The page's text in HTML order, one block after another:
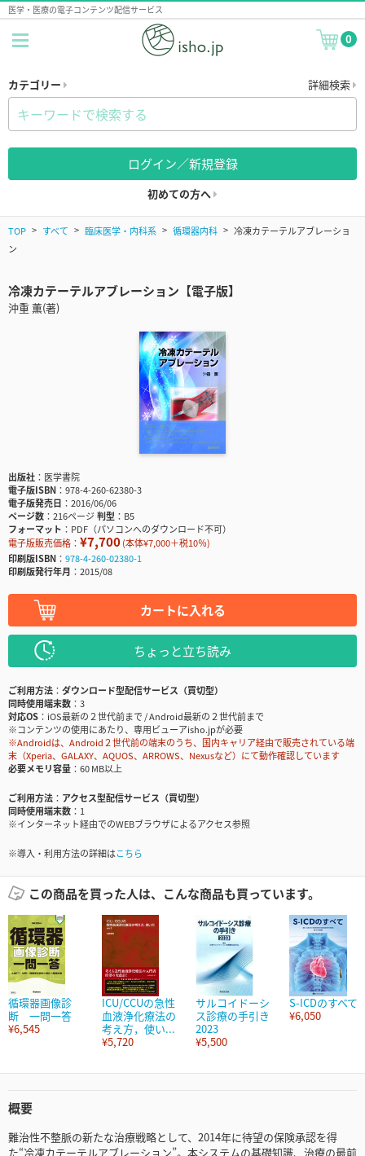
医学・医療の電子コンテンツ配信サービス
0
カテゴリー 詳細検索
ログイン／新規登録
初めての方へ
TOP すべて 臨床医学・内科系 循環器内科
冷凍カテーテルアブレーショ
ン
冷凍カテーテルアブレーション【電子版】
沖重 薫(著)
出版社
医学書院
電子版ISBN
978-4-260-62380-3
電子版発売日
2016/06/06
ページ数
216ページ判型
B5
フォーマット
PDF（パソコンへのダウンロード不可）
電子版販売価格： ¥7,700(本体¥7,000＋税10％)
印刷版ISBN
978-4-260-02380-1
印刷版発行年月
2015/08
カートに入れる
ちょっと立ち読み
ご利用方法
ダウンロード型配信サービス（買切型）
同時使用端末数
3
対応OS
iOS最新の２世代前まで / Android最新の２世代前まで
※コンテンツの使用にあたり、専用ビューアisho.jpが必要
※Androidは、Android２世代前の端末のうち、国内キャリア経由で販売されている端
末（Xperia、GALAXY、AQUOS、ARROWS、Nexusなど）にて動作確認しています
必要メモリ容量
60 MB以上
ご利用方法
アクセス型配信サービス（買切型）
同時使用端末数
1
※インターネット経由でのWEBブラウザによるアクセス参照
※導入・利用方法の詳細はこちら
この商品を買った人は、こんな商品も買っています。
循環器画像診
断 一問一答
¥6,545
ICU/CCUの急性
血液浄化療法の
考え方，使い...
¥5,720
サルコイドーシ
ス診療の手引き
2023
¥5,500
S-ICDのすべて
¥6,050
概要
難治性不整脈の新たな治療戦略として、2014年に待望の保険承認を得
た“冷凍カテーテルアブレーション”。本システムの基礎知識、治療の最前